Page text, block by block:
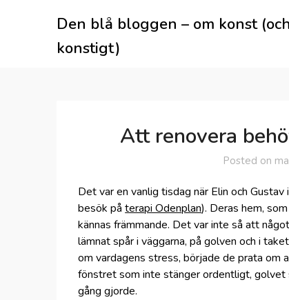
Den blå bloggen – om konst (och
konstigt)
Att renovera
Posted on
Det var en vanlig tisdag när Elin och
besök påterapi Odenplan). Deras hem,
kännas främmande. Det var inte så att
lämnat spår i väggarna, på golven och i
om vardagens stress, började de prata om
fönstret som inte stänger ordentligt,
gång gjorde.